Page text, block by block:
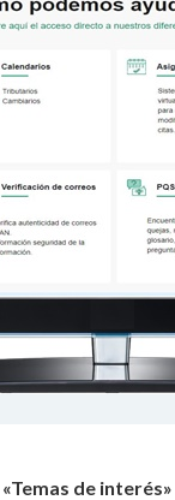
«Temas de interés»